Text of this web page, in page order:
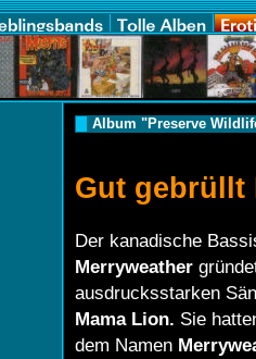
Album "Preserve
Gut gebrüllt
Der kanadische
Merryweather
ausdrucksstarken
Mama Lion. Sie
dem Namen